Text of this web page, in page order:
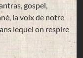
gospel,
la voix de notre
lequel on respire